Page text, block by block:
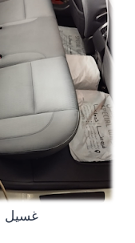
غسيل